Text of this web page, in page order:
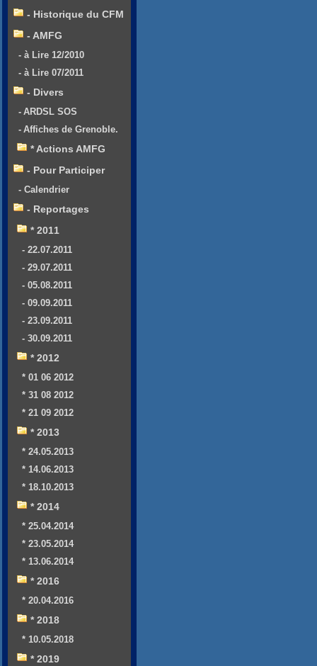
- Historique du CFM
- AMFG
- à Lire 12/2010
- à Lire 07/2011
- Divers
- ARDSL SOS
- Affiches de Grenoble.
* Actions AMFG
- Pour Participer
- Calendrier
- Reportages
* 2011
- 22.07.2011
- 29.07.2011
- 05.08.2011
- 09.09.2011
- 23.09.2011
- 30.09.2011
* 2012
* 01 06 2012
* 31 08 2012
* 21 09 2012
* 2013
* 24.05.2013
* 14.06.2013
* 18.10.2013
* 2014
* 25.04.2014
* 23.05.2014
* 13.06.2014
* 2016
* 20.04.2016
* 2018
* 10.05.2018
* 2019